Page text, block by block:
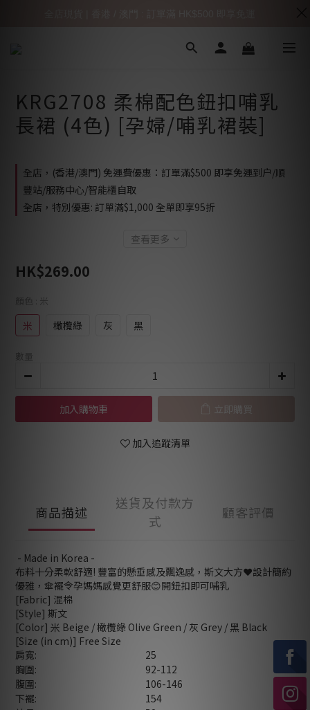
KRG2708 柔棉配色鈕扣哺乳
長裙 (4色) [孕婦/哺乳裙裝]
全店，(香港/澳門) 免運費優惠：訂單滿$500 即享免運到户/順
豐站/服務中心/智能櫃自取
全店，特別優惠: 訂單滿$1,000 全單即享95折
查看更多
HK$269.00
: 米
米 橄欖綠 灰 黑
數量
加入購物車 立即購買
加入追蹤清單
商品描述
送貨及付款方
式
顧客評價
- Made in Korea -
布料十分柔軟舒適! 豐富的懸垂感及飄逸感，斯文大方❤設計簡約
優雅，傘襬令孕媽媽感覺更舒服😊開鈕扣即可哺乳
[Fabric] 混棉
[Style] 斯文
[Color] 米 Beige / 橄欖綠 Olive Green / 灰 Grey / 黑 Black
[Size (in cm)] Free Size
肩寬:
25
胸圍:
92-112
腹圍:
106-146
下襬:
154